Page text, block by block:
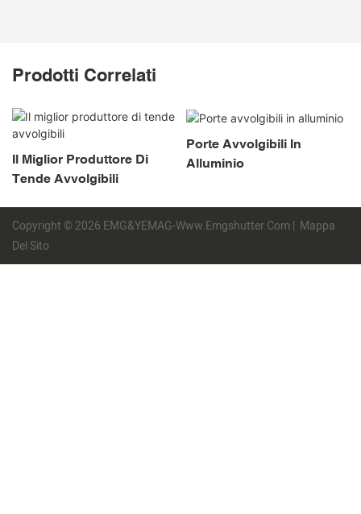
Prodotti Correlati
Il Miglior Produttore Di
Tende Avvolgibili
Porte Avvolgibili In
Alluminio
Copyright © 2026 EMG&YEMAG-Www.emgshutter.com | Mappa
Del Sito